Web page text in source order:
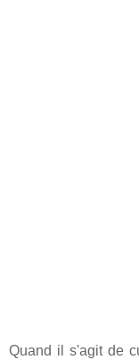
Quand il s'agit de